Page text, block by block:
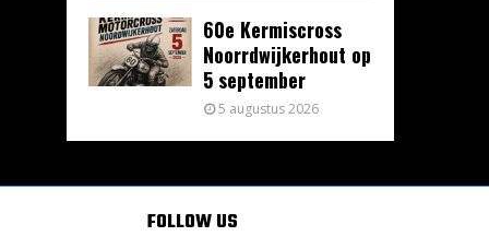
60e Kermiscross
Noorrdwijkerhout op
5 september
5 augustus 2026
FOLLOW US